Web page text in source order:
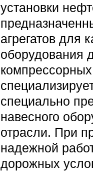
установки
агрегатов для
оборудования
специально
навесного
отрасли. При
надежной
дорожных